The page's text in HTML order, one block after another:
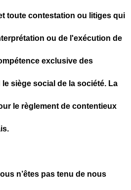
toute contestation ou litiges qui
ou de l'exécution de
exclusive des
siège social de la société. La
le règlement de contentieux
n’êtes pas tenu de nous